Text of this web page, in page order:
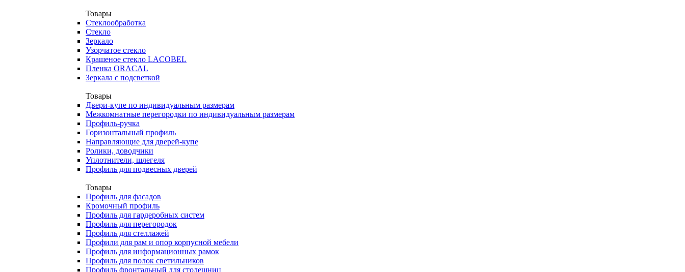
Товары
Стеклообработка
Стекло
Зеркало
Узорчатое стекло
Крашеное стекло LACOBEL
Пленка ORACAL
Зеркала с подсветкой
Товары
Двери-купе по индивидуальным размерам
Межкомнатные перегородки по индивидуальным размерам
Профиль-ручка
Горизонтальный профиль
Направляющие для дверей-купе
Ролики, доводчики
Уплотнители, шлегеля
Профиль для подвесных дверей
Товары
Профиль для фасадов
Кромочный профиль
Профиль для гардеробных систем
Профиль для перегородок
Профиль для стеллажей
Профили для рам и опор корпусной мебели
Профиль для информационных рамок
Профиль для полок светильников
Профиль фронтальный для столешниц